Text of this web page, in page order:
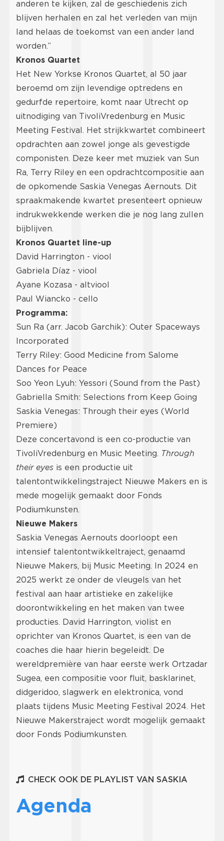
anderen te kijken, zal de geschiedenis zich
blijven herhalen en zal het verleden van mijn
land helaas de toekomst van een ander land
worden.”
Kronos Quartet
Het New Yorkse Kronos Quartet, al 50 jaar
beroemd om zijn levendige optredens en
gedurfde repertoire, komt naar Utrecht op
uitnodiging van TivoliVredenburg en Music
Meeting Festival. Het strijkkwartet combineert
opdrachten aan zowel jonge als gevestigde
componisten. Deze keer met muziek van Sun
Ra, Terry Riley en een opdrachtcompositie aan
de opkomende Saskia Venegas Aernouts. Dit
spraakmakende kwartet presenteert opnieuw
indrukwekkende werken die je nog lang zullen
bijblijven.
Kronos Quartet line-up
David Harrington - viool
Gabriela Díaz - viool
Ayane Kozasa - altviool
Paul Wiancko - cello
Programma:
Sun Ra (arr. Jacob Garchik): Outer Spaceways
Incorporated
Terry Riley: Good Medicine from Salome
Dances for Peace
Soo Yeon Lyuh: Yessori (Sound from the Past)
Gabriella Smith: Selections from Keep Going
Saskia Venegas: Through their eyes (World
Premiere)
Deze concertavond is een co-productie van
TivoliVredenburg en Music Meeting. Through
their eyes is een productie uit
talentontwikkelingstraject Nieuwe Makers en is
mede mogelijk gemaakt door Fonds
Podiumkunsten.
Nieuwe Makers
Saskia Venegas Aernouts doorloopt een
intensief talentontwikkeltraject, genaamd
Nieuwe Makers, bij Music Meeting. In 2024 en
2025 werkt ze onder de vleugels van het
festival aan haar artistieke en zakelijke
doorontwikkeling en het maken van twee
producties. David Harrington, violist en
oprichter van Kronos Quartet, is een van de
coaches die haar hierin begeleidt. De
wereldpremière van haar eerste werk Ortzadar
Sugea, een compositie voor fluit, basklarinet,
didgeridoo, slagwerk en elektronica, vond
plaats tijdens Music Meeting Festival 2024. Het
Nieuwe Makerstraject wordt mogelijk gemaakt
door Fonds Podiumkunsten.
CHECK OOK DE PLAYLIST VAN SASKIA
Agenda